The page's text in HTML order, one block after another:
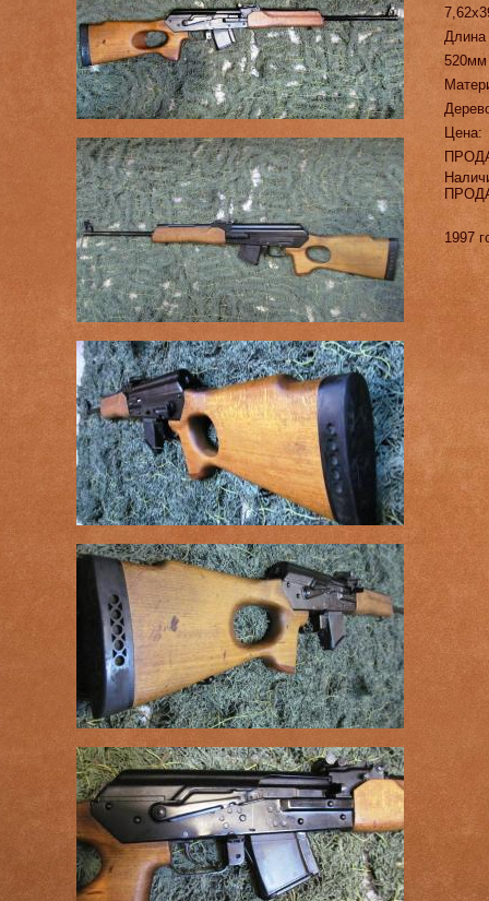
520мм
Цена:
1997